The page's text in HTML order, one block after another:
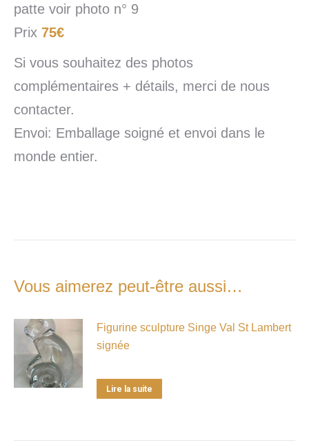
patte voir photo n° 9
Prix 75€
Si vous souhaitez des photos
complémentaires + détails, merci de nous
contacter.
Envoi: Emballage soigné et envoi dans le
monde entier.
Vous aimerez peut-être aussi…
Figurine sculpture Singe Val St Lambert
signée
Lire la suite